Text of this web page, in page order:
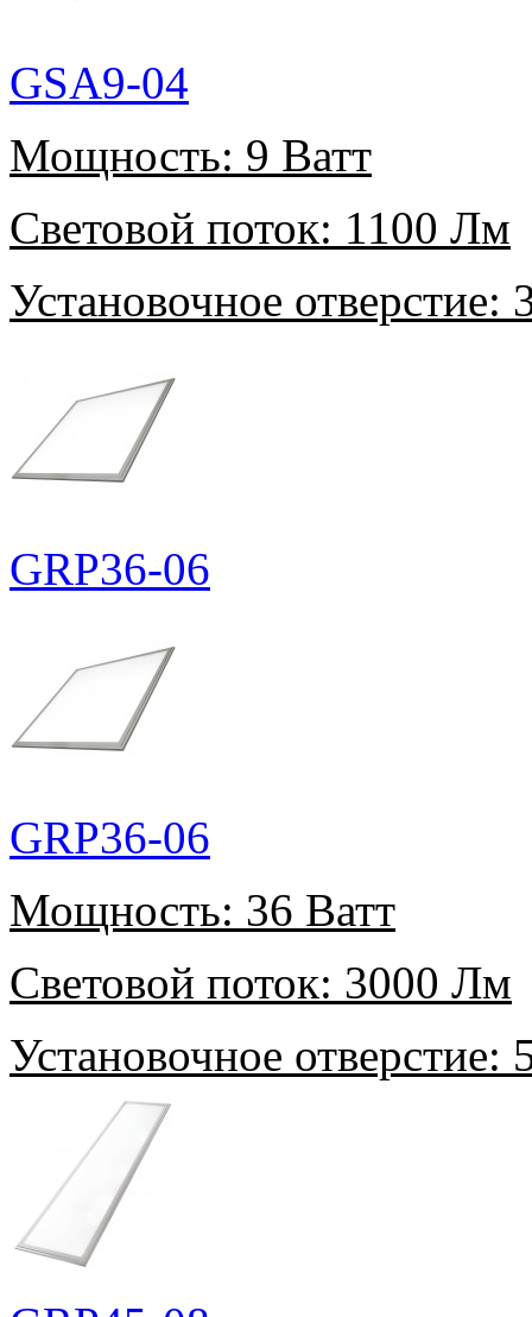
GSA9-04
Мощность: 9 Ватт
Световой поток: 1100 Лм
Установочное отверстие:
GRP36-06
GRP36-06
Мощность: 36 Ватт
Световой поток: 3000 Лм
Установочное отверстие: